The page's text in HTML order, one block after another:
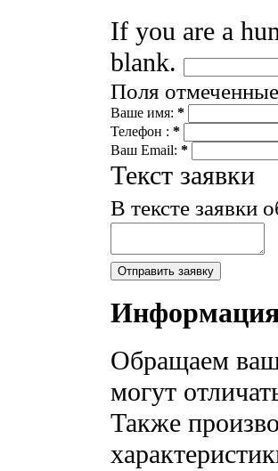
If you are a
blank.
Поля
Ваше имя: *
Телефон : *
Ваш Email: *
Текст заявки
В тексте заявки
Обращаем
могут
Также